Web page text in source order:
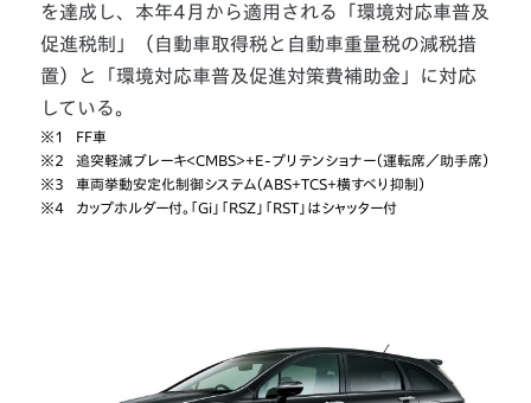
を達成し、本年4月から適用される「環境対応車普及
促進税制」（自動車取得税と自動車重量税の減税措
置）と「環境対応車普及促進対策費補助金」に対応
している。
※1
FF車
※2
追突軽減ブレーキ＜CMBS＞＋E-プリテンショナー（運転席／助手席）
※3
車両挙動安定化制御システム（ABS＋TCS＋横すべり抑制）
※4
カップホルダー付。「Gi」「RSZ」「RST」はシャッター付